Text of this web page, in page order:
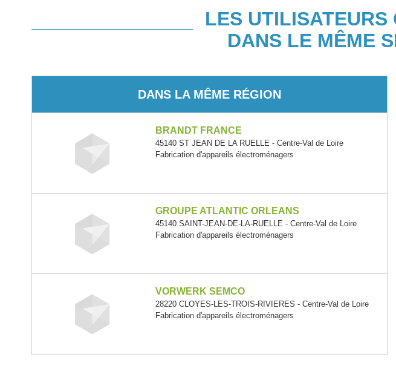
LES UTILISATEURS
DANS LE MÊME
DANS LA MÊME RÉGION
BRANDT FRANCE
45140 ST JEAN DE LA RUELLE - Centre-Val de Loire
Fabrication d'appareils électroménagers
GROUPE ATLANTIC ORLEANS
45140 SAINT-JEAN-DE-LA-RUELLE - Centre-Val de Loire
Fabrication d'appareils électroménagers
VORWERK SEMCO
28220 CLOYES-LES-TROIS-RIVIERES - Centre-Val de Loire
Fabrication d'appareils électroménagers